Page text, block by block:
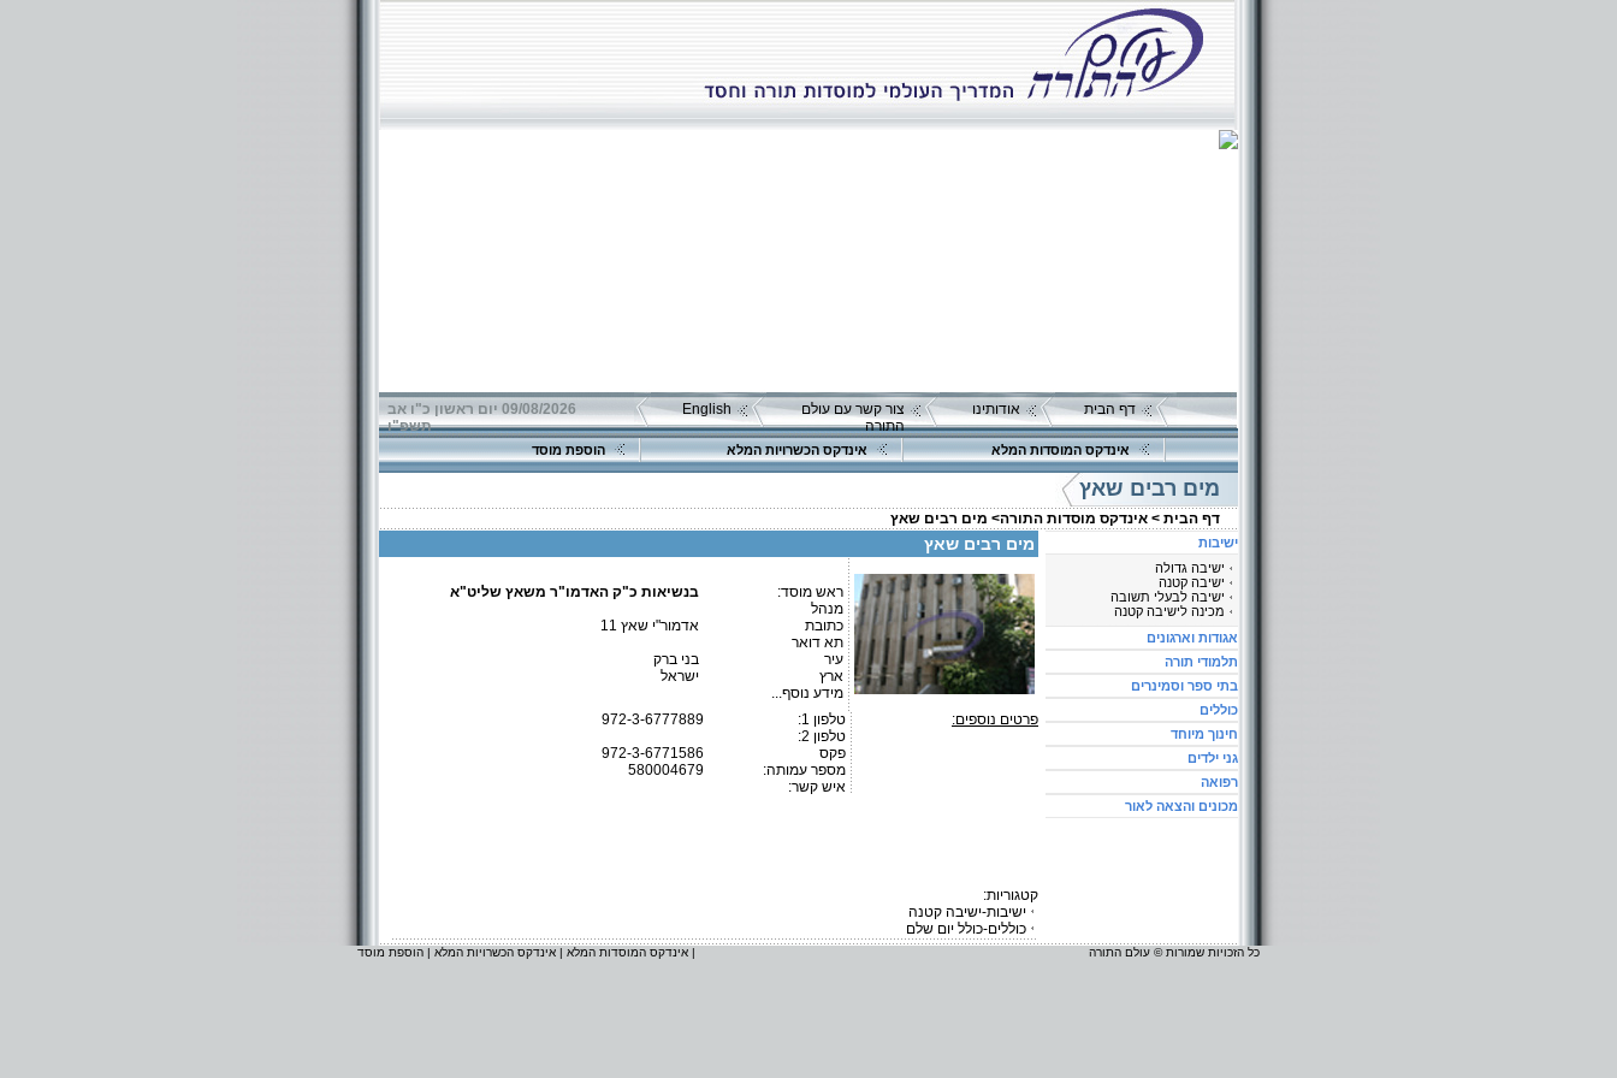
דף הבית אודותינו
צור קשר עם עולם
התורה
English
09/08/2026 יום ראשון כ"ו אב
תשפ"ו
אינדקס המוסדות המלא אינדקס הכשרויות המלא הוספת מוסד
מים רבים שאץ
דף הבית > אינדקס מוסדות התורה> מים רבים שאץ
מים רבים שאץ
ראש מוסד:
בנשיאות כ"ק האדמו"ר משאץ שליט"א
מנהל
כתובת
אדמור"י שאץ 11
תא דואר
עיר
בני ברק
ארץ
ישראל
מידע נוסף...
פרטים נוספים:
טלפון 1:
טלפון 2:
פקס
מספר עמותה:
איש קשר:
972-3-6777889
972-3-6771586
580004679
קטגוריות:
ישיבות-ישיבה קטנה
כוללים-כולל יום שלם
ישיבות
ישיבה גדולה
ישיבה קטנה
ישיבה לבעלי תשובה
מכינה לישיבה קטנה
אגודות וארגונים
תלמודי תורה
בתי ספר וסמינרים
כוללים
חינוך מיוחד
גני ילדים
רפואה
מכונים והצאה לאור
כל הזכויות שמורות © עולם התורה אינדקס המוסדות המלא | אינדקס הכשרויות המלא | הוספת מוסד |